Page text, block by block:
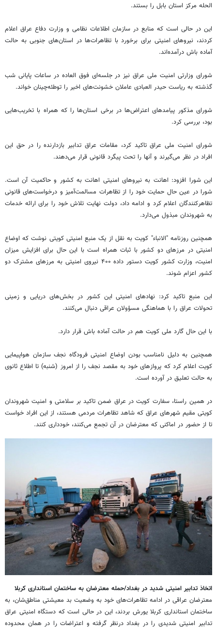
الحله مرکز استان بابل را بستند.
این در حالی است که منابع در سازمان اطلاعات نظامی و وزارت دفاع عراق اعلام
کردند، نیروهای امنیتی برای برخورد با تظاهرات‌ها در استان‌های جنوبی به حالت
آماده باش درآمده‌اند.
شورای وزارتی امنیت ملی عراق نیز در جلسه‌ای فوق العاده در ساعات پایانی شب
گذشته به ریاست حیدر العبادی عاملان خشونت‌های اخیر را توطئه‌چینان خواند.
شورای مذکور پیامدهای اعتراض‌ها در برخی استان‌ها را که همراه با تخریب‌هایی
بود، بررسی کرد.
شورای امنیت ملی عراق تاکید کرد، مقامات عراق تدابیر بازدارنده را در حق این
افراد در نظر می‌گیرند و آنها را تحت پیگرد قانونی قرار می‌دهند.
این شورا افزود: اهانت به نیروهای امنیتی اهانت به کشور و حاکمیت آن است.
شورا در عین حال حمایت خود را از تظاهرات مسالمت‌آمیز و درخواست‌های قانونی
تظاهرکنندگان اعلام کرد و ادامه داد، دولت نهایت تلاش خود را برای ارائه خدمات
به شهروندان مبذول می‌دارد.
همچنین روزنامه "الانباء" کویت به نقل از یک منبع امنیتی کویتی نوشت که اوضاع
امنیتی در مرزهای دو کشور با ثبات همراه است با این حال برای افزایش میزان
امنیت، وزارت کشور کویت دستور داده ۴۰۰ نیروی امنیتی به مرزهای مشترک دو
کشور اعزام شوند.
این منبع تاکید کرد: نهادهای امنیتی این کشور در بخش‌های دریایی و زمینی
تحولات عراق را با هماهنگی مسؤولان عراقی دنبال می‌کنند.
با این حال گارد ملی کویت هم در حالت آماده باش قرار دارد.
همچنین به دلیل نامناسب بودن اوضاع امنیتی فرودگاه نجف سازمان هواپیمایی
کویت اعلام کرد که پروازهای خود به مقصد نجف را از امروز (شنبه) تا اطلاع ثانوی
به حالت تعلیق در آورده‌ است.
در همین راستا، سفارت کویت در عراق ضمن تاکید بر سلامتی و امنیت شهروندان
کویتی مقیم شهرهای عراق که شاهد تظاهرات مردمی هستند، از این افراد خواست
تا از حضور در اماکنی که معترضان در آن تجمع می‌کنند، خودداری کنند.
اتخاذ تدابیر امنیتی شدید در بغداد/حمله معترضان به ساختمان استانداری کربلا
معترضان عراقی در ادامه تظاهرات‌های خود به وضعیت بد معیشتی مناطق‌شان، به
ساختمان استانداری کربلا یورش بردند، این در حالی است که دستگاه امنیتی عراق
تدابیر امنیتی شدیدی را در بغداد درنظر گرفته و اعتراضات را در همان محدوده